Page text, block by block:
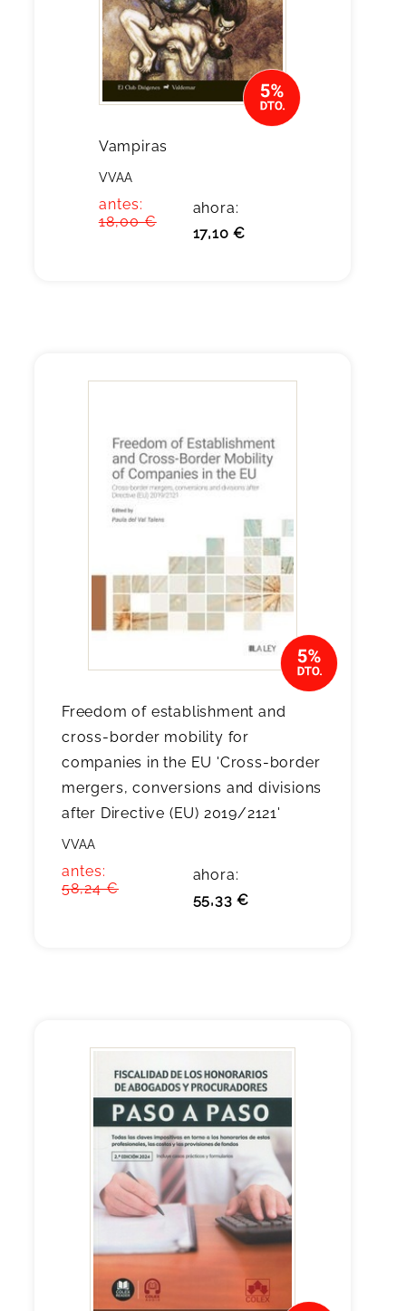
Vampiras
VVAA
antes:
18,00 €
ahora:
17,10 €
Freedom of establishment and
cross-border mobility for
companies in the EU 'Cross-border
mergers, conversions and divisions
after Directive (EU) 2019/2121'
VVAA
antes:
58,24 €
ahora:
55,33 €